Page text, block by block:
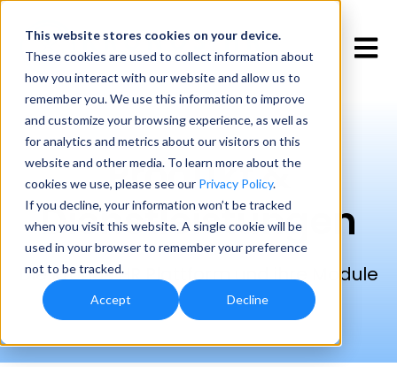
This website stores cookies on your device.
These cookies are used to collect information about
how you interact with our website and allow us to
remember you. We use this information to improve
and customize your browsing experience, as well as
for analytics and metrics about our visitors on this
website and other media. To learn more about the
cookies we use, please see our Privacy Policy.
If you decline, your information won’t be tracked
when you visit this website. A single cookie will be
used in your browser to remember your preference
not to be tracked.
Accept Decline
Produkt &
Dienstleistungen
Die Kronos HR Plattform und ihre Module